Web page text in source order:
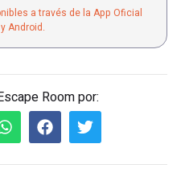
a través de la App Oficial
Android.
Room por: